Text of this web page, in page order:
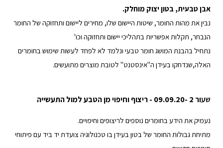
אבן טבעית, בטון יצוק מוחלק.
נבין את מהות החומר, שיטות היישום שלו, מחירים ליישום ותחזוקה של החומר
הנבחר, תקלות אפשריות בתהליכי יישום ותחזוקה וכו'
נתחיל בהבנת המושג חומר טבעי ונלמד לא לפחד לעשות שימוש בחומרים
האלה,שנדחקו בעידן ה"אינסטנט" לטובת מוצרים מתועשים.
שעור 2 -09.09.20 - ריצוף וחיפוי מן הטבע למול התעשייה
נעמיק את הידע בחומרים נוספים לריצופים וחיפויים.
מתיחת גבולות החומר של בטון בעידן בו טכנולוגיה צועדת יד ביד עם פיתוחי